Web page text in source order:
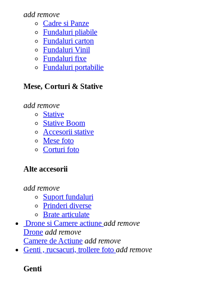
add remove
Cadre si Panze
Fundaluri pliabile
Fundaluri carton
Fundaluri Vinil
Fundaluri fixe
Fundaluri portabilie
Mese, Corturi & Stative
add remove
Stative
Stative Boom
Accesorii stative
Mese foto
Corturi foto
Alte accesorii
add remove
Suport fundaluri
Prinderi diverse
Brate articulate
Drone si Camere actiune add remove
Drone add remove
Camere de Actiune add remove
Genti , rucsacuri, trollere foto add remove
Genti